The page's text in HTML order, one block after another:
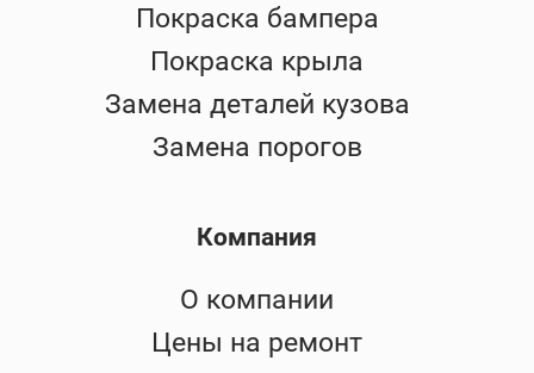
Покраска бампера
Покраска крыла
Замена деталей кузова
Замена порогов
Компания
О компании
Цены на ремонт